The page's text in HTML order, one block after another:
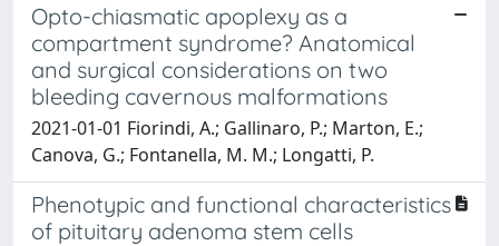
Opto-chiasmatic apoplexy as a
compartment syndrome? Anatomical
and surgical considerations on two
bleeding cavernous malformations
2021-01-01 Fiorindi, A.; Gallinaro, P.; Marton, E.;
Canova, G.; Fontanella, M. M.; Longatti, P.
Phenotypic and functional characteristics
of pituitary adenoma stem cells